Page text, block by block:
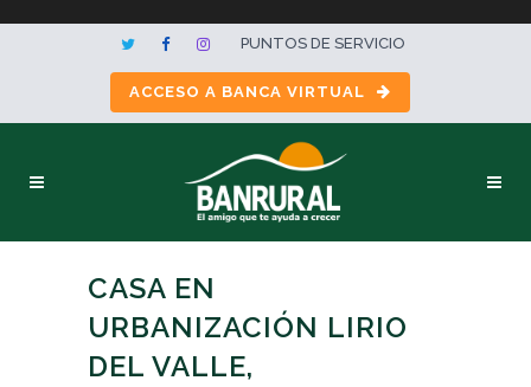
PUNTOS DE SERVICIO
ACCESO A BANCA VIRTUAL
CASA EN
URBANIZACIÓN LIRIO
DEL VALLE,